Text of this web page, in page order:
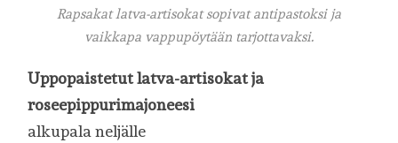
Rapsakat latva-artisokat sopivat antipastoksi ja
vaikkapa vappupöytään tarjottavaksi.
Uppopaistetut latva-artisokat ja
roseepippurimajoneesi
alkupala neljälle